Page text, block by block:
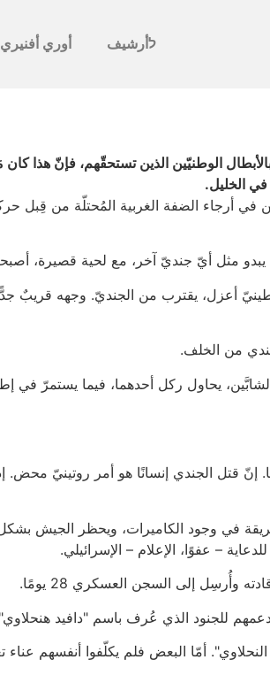
לأرشيف أوري أفنيري
الوطنيّين الذين تستحقّهم، فإنّ هذا
الخليل.
أرجاء الضفة الغربية المُحتلّة من قِبل
مثل أيّ جنديّ آخر، مع لحية قصيرة،
أعزل، يقترب من الجنديّ. وجهه قريبٌ
من الخلف.
يحاول ركل أحدهما، فيما يستمرّ في
قتل الجندي إنسانًا هو أمر روتينيّ محض.
في وجود الكاميرات، ويحظر الجيش
– عفوًا، الإعلام – الإسرائيلي.
وأُرسِل إلى السجن العسكري 28 يومًا.
للجنود الذي عُرف باسم "دافيد
أمّا البعض فلم يكلّفوا أنفسهم